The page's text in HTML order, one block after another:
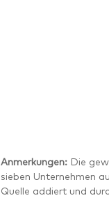
Anmerkungen: Die
sieben Unternehmen
Quelle addiert und